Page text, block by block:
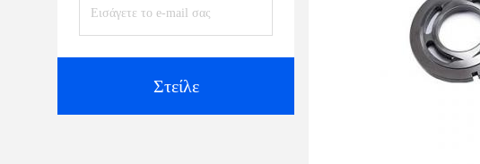
Στείλε